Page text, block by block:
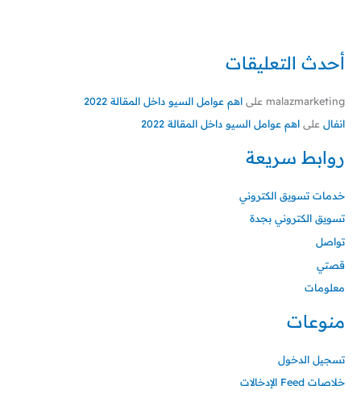
أحدث التعليقات
malazmarketing على اهم عوامل السيو داخل المقالة 2022
انفال على اهم عوامل السيو داخل المقالة 2022
روابط سريعة
خدمات تسويق الكتروني
تسويق الكتروني بجدة
تواصل
قصتي
معلومات
منوعات
تسجيل الدخول
خلاصات Feed الإدخالات